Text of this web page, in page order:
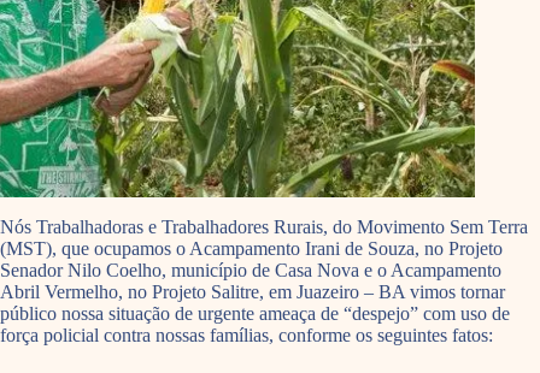
Nós Trabalhadoras e Trabalhadores Rurais, do Movimento Sem Terra
(MST), que ocupamos o Acampamento Irani de Souza, no Projeto
Senador Nilo Coelho, município de Casa Nova e o Acampamento
Abril Vermelho, no Projeto Salitre, em Juazeiro – BA vimos tornar
público nossa situação de urgente ameaça de “despejo” com uso de
força policial contra nossas famílias, conforme os seguintes fatos: